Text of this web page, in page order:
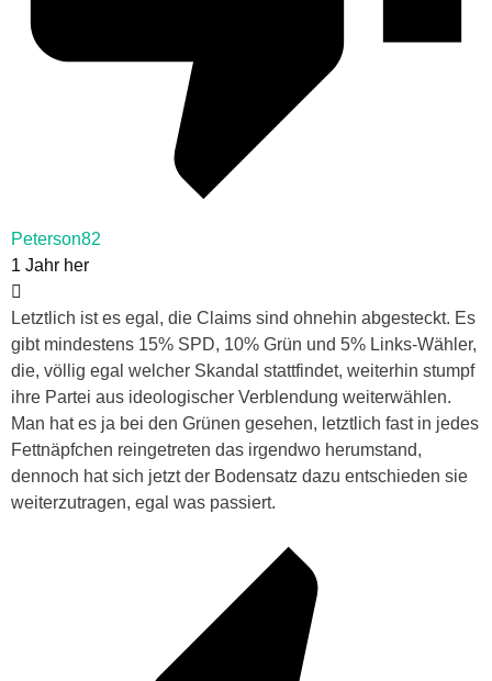
Peterson82
1 Jahr her
Letztlich ist es egal, die Claims sind ohnehin abgesteckt. Es
gibt mindestens 15% SPD, 10% Grün und 5% Links-Wähler,
die, völlig egal welcher Skandal stattfindet, weiterhin stumpf
ihre Partei aus ideologischer Verblendung weiterwählen.
Man hat es ja bei den Grünen gesehen, letztlich fast in jedes
Fettnäpfchen reingetreten das irgendwo herumstand,
dennoch hat sich jetzt der Bodensatz dazu entschieden sie
weiterzutragen, egal was passiert.